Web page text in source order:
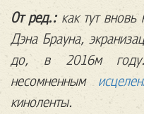
От ред.:как тут вновь
Дэна Брауна,
до, в 2016м году.
несомненным
киноленты.